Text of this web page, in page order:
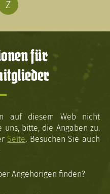
Z
für
auf diesem Web nicht
uns, bitte, die Angaben zu.
Seite. Besuchen Sie auch
Angehörigen finden?